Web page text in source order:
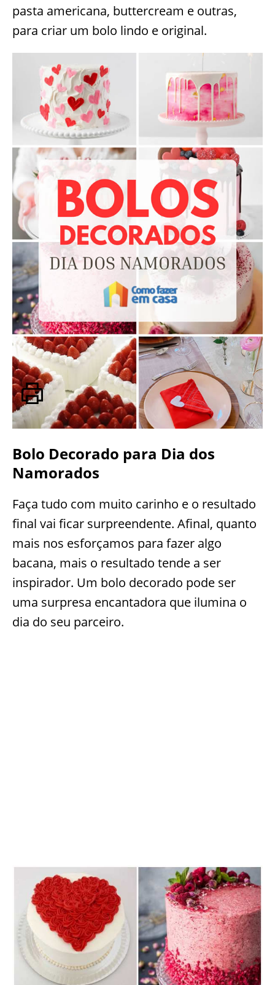
pasta americana, buttercream e outras,
para criar um bolo lindo e original.
Bolo Decorado para Dia dos
Namorados
Faça tudo com muito carinho e o resultado
final vai ficar surpreendente. Afinal, quanto
mais nos esforçamos para fazer algo
bacana, mais o resultado tende a ser
inspirador. Um bolo decorado pode ser
uma surpresa encantadora que ilumina o
dia do seu parceiro.